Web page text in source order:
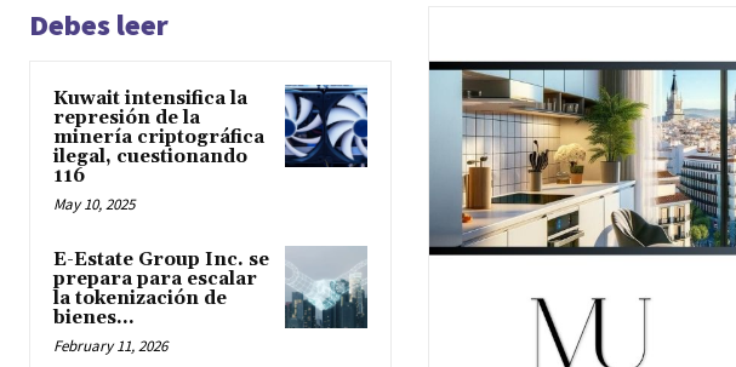
Debes leer
Kuwait intensifica la
represión de la
minería criptográfica
ilegal, cuestionando
116
May 10, 2025
E-Estate Group Inc. se
prepara para escalar
la tokenización de
bienes...
February 11, 2026